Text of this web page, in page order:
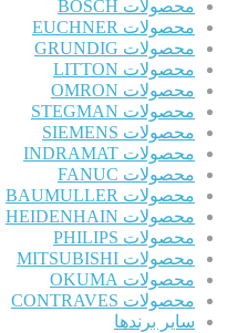
محصولات BOSCH
محصولات EUCHNER
محصولات GRUNDIG
محصولات LITTON
محصولات OMRON
محصولات STEGMAN
محصولات SIEMENS
محصولات INDRAMAT
محصولات FANUC
محصولات BAUMULLER
محصولات HEIDENHAIN
محصولات PHILIPS
محصولات MITSUBISHI
محصولات OKUMA
محصولات CONTRAVES
سایر برندها